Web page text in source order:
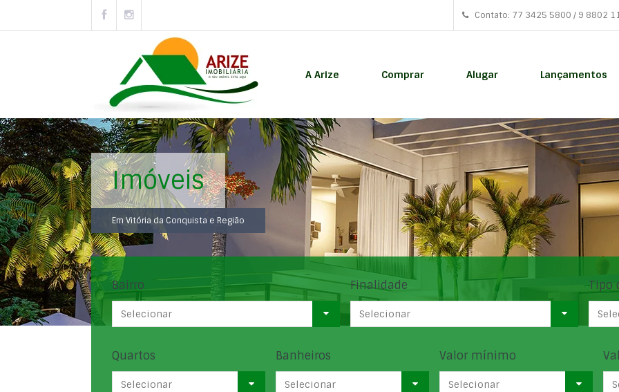
Contato: 77 3425 5800 / 9 8802
A Arize Comprar Alugar Lançamentos
Imóveis
Em Vitória da Conquista e Região
Bairro
Selecionar
Finalidade
Selecionar
Tipo
Quartos
Selecionar
Banheiros
Selecionar
Valor mínimo
Selecionar